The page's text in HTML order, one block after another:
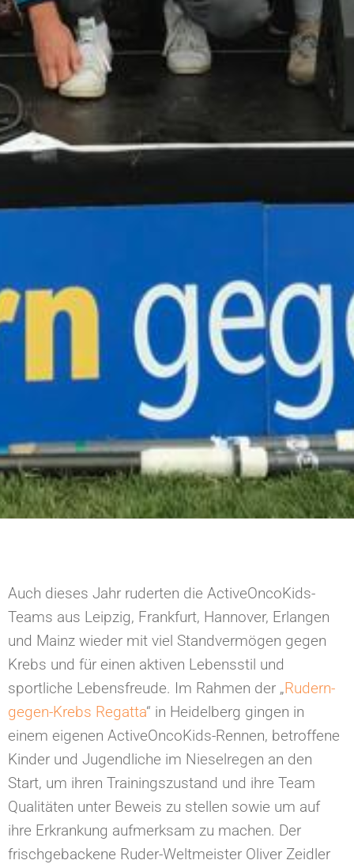
Auch dieses Jahr ruderten die ActiveOncoKids-
Teams aus Leipzig, Frankfurt, Hannover, Erlangen
und Mainz wieder mit viel Standvermögen gegen
Krebs und für einen aktiven Lebensstil und
sportliche Lebensfreude. Im Rahmen der „Rudern-
gegen-Krebs Regatta“ in Heidelberg gingen in
einem eigenen ActiveOncoKids-Rennen, betroffene
Kinder und Jugendliche im Nieselregen an den
Start, um ihren Trainingszustand und ihre Team
Qualitäten unter Beweis zu stellen sowie um auf
ihre Erkrankung aufmerksam zu machen. Der
frischgebackene Ruder-Weltmeister Oliver Zeidler